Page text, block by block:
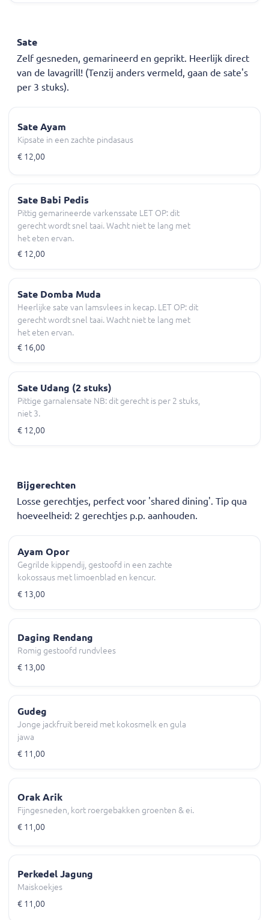
Sate
Zelf gesneden, gemarineerd en geprikt. Heerlijk direct
van de lavagrill! (Tenzij anders vermeld, gaan de sate's
per 3 stuks).
Sate Ayam
Kipsate in een zachte pindasaus
€ 12,00
Sate Babi Pedis
Pittig gemarineerde varkenssate LET OP: dit
gerecht wordt snel taai. Wacht niet te lang met
het eten ervan.
€ 12,00
Sate Domba Muda
Heerlijke sate van lamsvlees in kecap. LET OP: dit
gerecht wordt snel taai. Wacht niet te lang met
het eten ervan.
€ 16,00
Sate Udang (2 stuks)
Pittige garnalensate NB: dit gerecht is per 2 stuks,
niet 3.
€ 12,00
Bijgerechten
Losse gerechtjes, perfect voor 'shared dining'. Tip qua
hoeveelheid: 2 gerechtjes p.p. aanhouden.
Ayam Opor
Gegrilde kippendij, gestoofd in een zachte
kokossaus met limoenblad en kencur.
€ 13,00
Daging Rendang
Romig gestoofd rundvlees
€ 13,00
Gudeg
Jonge jackfruit bereid met kokosmelk en gula
jawa
€ 11,00
Orak Arik
Fijngesneden, kort roergebakken groenten & ei.
€ 11,00
Perkedel Jagung
Maiskoekjes
€ 11,00